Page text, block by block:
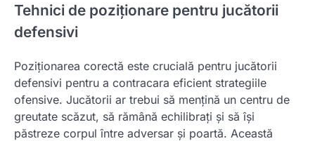
Tehnici de poziționare pentru jucătorii
defensivi
Poziționarea corectă este crucială pentru jucătorii
defensivi pentru a contracara eficient strategiile
ofensive. Jucătorii ar trebui să mențină un centru de
greutate scăzut, să rămână echilibrați și să își
păstreze corpul între adversar și poartă. Această